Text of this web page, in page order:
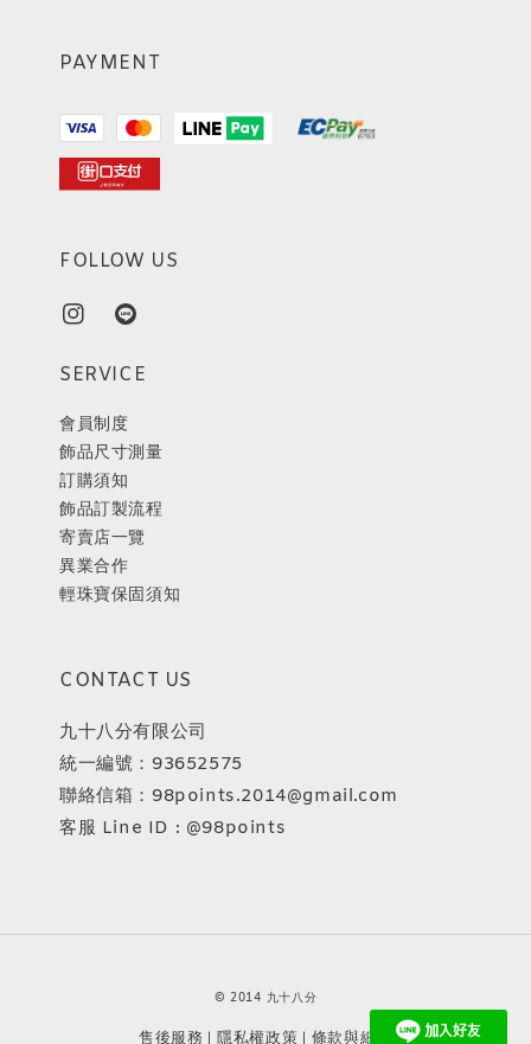
PAYMENT
FOLLOW US
SERVICE
會員制度
飾品尺寸測量
訂購須知
飾品訂製流程
寄賣店一覽
異業合作
輕珠寶保固須知
CONTACT US
九十八分有限公司
統一編號：93652575
聯絡信箱：98points.2014@gmail.com
客服 Line ID : @98points
© 2014 九十八分
售後服務 隱私權政策 條款與細則